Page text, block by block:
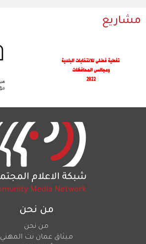
مشاريع
من نحن
من نحن
ميثاق عمان نت المهني